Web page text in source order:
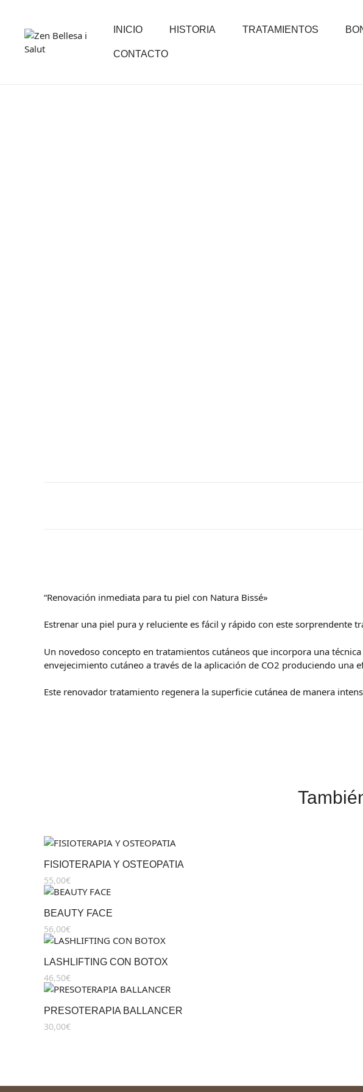
INICIO HISTORIA TRATAMIENTOS
CONTACTO
“Renovación inmediata para tu piel con Natura Bissé»
Estrenar una piel pura y reluciente es fácil y rápido con este sorprendente
Un novedoso concepto en tratamientos cutáneos que incorpora una
envejecimiento cutáneo a través de la aplicación de CO2 produciendo
Este renovador tratamiento regenera la superficie cutánea de manera
FISIOTERAPIA Y OSTEOPATIA
55,00€
BEAUTY FACE
56,00€
LASHLIFTING CON BOTOX
46,50€
PRESOTERAPIA BALLANCER
30,00€